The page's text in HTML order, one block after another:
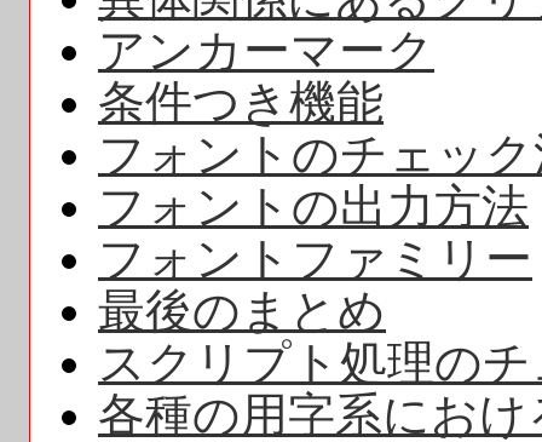
アンカーマーク
条件つき機能
フォントのチェッ
フォントの出力方法
フォントファミリー
最後のまとめ
スクリプト処理の
各種の用字系におけ